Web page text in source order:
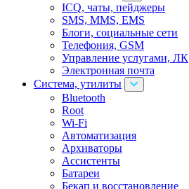
ICQ, чаты, пейджеры
SMS, MMS, EMS
Блоги, социальные сети
Телефония, GSM
Управление услугами, ЛК
Электронная почта
Система, утилиты
Bluetooth
Root
Wi-Fi
Автоматизация
Архиваторы
Ассистенты
Батареи
Бекап и восстановление